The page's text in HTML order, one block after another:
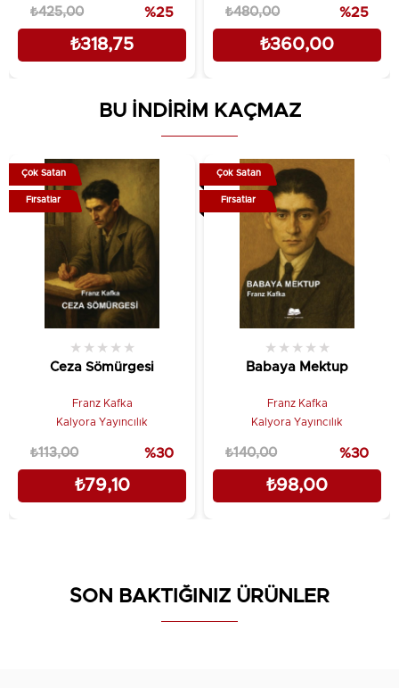
₺318,75
₺425,00 %25
₺360,00
₺480,00 %25
BU İNDİRİM KAÇMAZ
Ceza Sömürgesi
★ ★ ★ ★ ★
Franz Kafka
Kalyora Yayıncılık
₺79,10
₺113,00 %30
Çok Satan
Fırsatlar
Babaya Mektup
★ ★ ★ ★ ★
Franz Kafka
Kalyora Yayıncılık
₺98,00
₺140,00 %30
Çok Satan
Fırsatlar
SON BAKTIĞINIZ ÜRÜNLER